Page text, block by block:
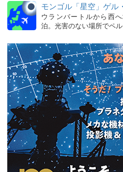
モンゴル「星空」ゲル
ウランバートルから西
泊。光害のない場所でペ